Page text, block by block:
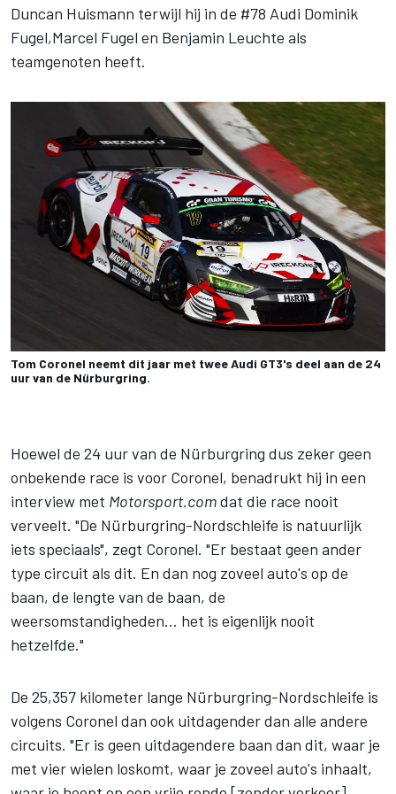
Duncan Huismann terwijl hij in de #78 Audi Dominik
Fugel,Marcel Fugel en Benjamin Leuchte als
teamgenoten heeft.
Tom Coronel neemt dit jaar met twee Audi GT3's deel aan de 24
uur van de Nürburgring.
Hoewel de 24 uur van de Nürburgring dus zeker geen
onbekende race is voor Coronel, benadrukt hij in een
interview met Motorsport.comdat die race nooit
verveelt. "De Nürburgring-Nordschleife is natuurlijk
iets speciaals", zegt Coronel. "Er bestaat geen ander
type circuit als dit. En dan nog zoveel auto's op de
baan, de lengte van de baan, de
weersomstandigheden... het is eigenlijk nooit
hetzelfde."
De 25,357 kilometer lange Nürburgring-Nordschleife is
volgens Coronel dan ook uitdagender dan alle andere
circuits. "Er is geen uitdagendere baan dan dit, waar je
met vier wielen loskomt, waar je zoveel auto's inhaalt,